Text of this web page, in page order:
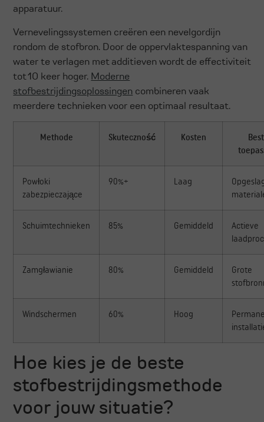
apparatuur.
Vernevelingssystemen creëren een nevelgordijn
rondom de stofbron. Door de oppervlaktespanning van
water te verlagen met additieven wordt de effectiviteit
tot 10 keer hoger. Moderne
stofbestrijdingsoplossingen combineren vaak
meerdere technieken voor een optimaal resultaat.
Methode Skuteczność Kosten
Powłoki
zabezpieczające
90%+ Laag
Schuimtechnieken 85% Gemiddeld
Actieve
Zamgławianie 80% Gemiddeld
Grote
Windschermen 60% Hoog
Hoe kies je de beste
stofbestrijdingsmethode
voor jouw situatie?